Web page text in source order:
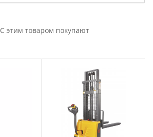
С этим товаром покупают